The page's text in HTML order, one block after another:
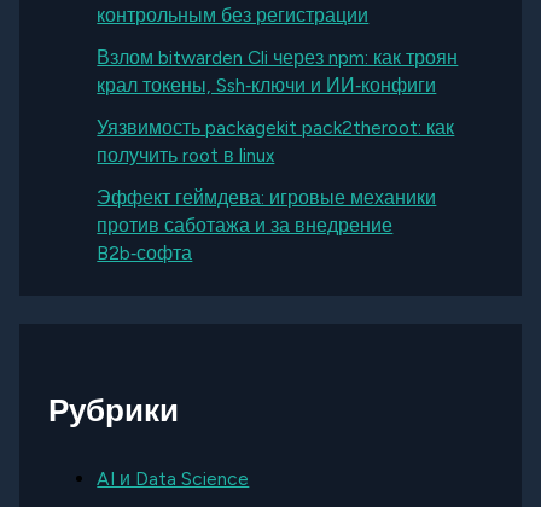
контрольным без регистрации
Взлом bitwarden Cli через npm: как троян
крал токены, Ssh‑ключи и ИИ‑конфиги
Уязвимость packagekit pack2theroot: как
получить root в linux
Эффект геймдева: игровые механики
против саботажа и за внедрение
B2b‑софта
Рубрики
AI и Data Science